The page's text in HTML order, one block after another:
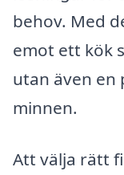
behov. Med
emot ett kök
utan även en
minnen.
Att välja rätt